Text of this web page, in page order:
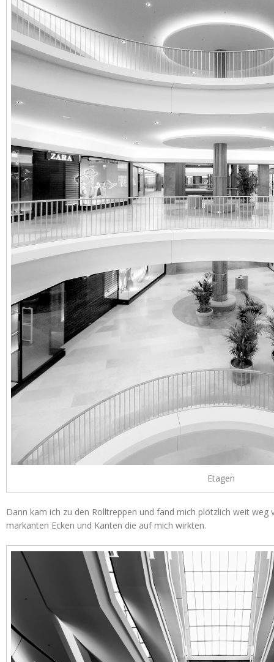
Etagen
Dann kam ich zu den Rolltreppen und fand mich plötzlich weit weg
markanten Ecken und Kanten die auf mich wirkten.